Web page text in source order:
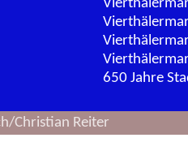
650 Jahre
Christian Reiter